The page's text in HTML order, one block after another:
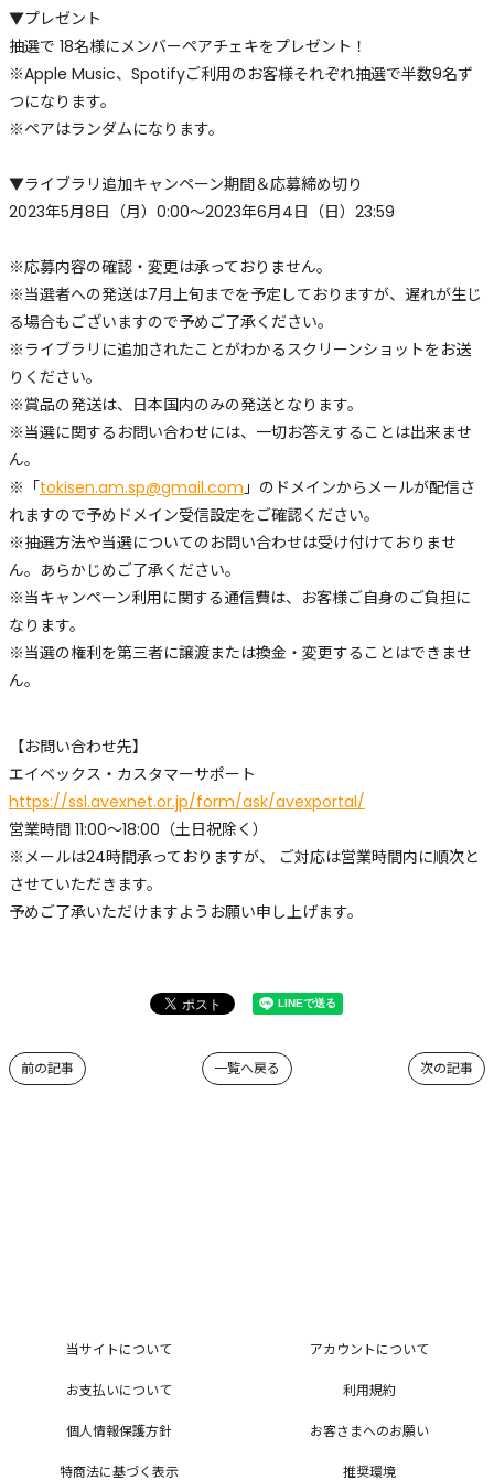
▼プレゼント
抽選で 18名様にメンバーペアチェキをプレゼント！
※Apple Music、Spotifyご利用のお客様それぞれ抽選で半数9名ず
つになります。
※ペアはランダムになります。
▼ライブラリ追加キャンペーン期間＆応募締め切り
2023年5月8日（月）0:00〜2023年6月4日（日）23:59
※応募内容の確認・変更は承っておりません。
※当選者への発送は7月上旬までを予定しておりますが、遅れが生じ
る場合もございますので予めご了承ください。
※ライブラリに追加されたことがわかるスクリーンショットをお送
りください。
※賞品の発送は、日本国内のみの発送となります。
※当選に関するお問い合わせには、一切お答えすることは出来ませ
ん。
※「tokisen.am.sp@gmail.com」のドメインからメールが配信さ
れますので予めドメイン受信設定をご確認ください。
※抽選方法や当選についてのお問い合わせは受け付けておりませ
ん。あらかじめご了承ください。
※当キャンペーン利用に関する通信費は、お客様ご自身のご負担に
なります。
※当選の権利を第三者に譲渡または換金・変更することはできませ
ん。
【お問い合わせ先】
エイベックス・カスタマーサポート
https://ssl.avexnet.or.jp/form/ask/avexportal/
営業時間 11:00～18:00（土日祝除く）
※メールは24時間承っておりますが、 ご対応は営業時間内に順次と
させていただきます。
予めご了承いただけますようお願い申し上げます。
次の記事
一覧へ戻る
前の記事
当サイトについて アカウントについて
お支払いについて 利用規約
個人情報保護方針 お客さまへのお願い
特商法に基づく表示 推奨環境